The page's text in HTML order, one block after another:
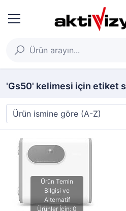
'Gs50' kelimesi için etiket